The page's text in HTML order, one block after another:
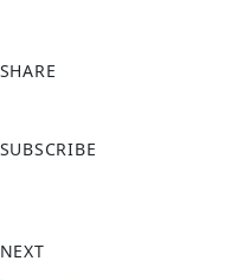
SHARE
a
o
SUBSCRIBE
NEXT